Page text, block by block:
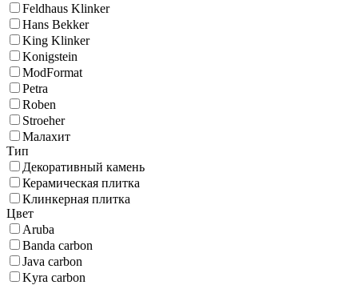
Feldhaus Klinker
Hans Bekker
King Klinker
Konigstein
ModFormat
Petra
Roben
Stroeher
Малахит
Тип
Декоративный камень
Керамическая плитка
Клинкерная плитка
Цвет
Aruba
Banda carbon
Java carbon
Kyra carbon